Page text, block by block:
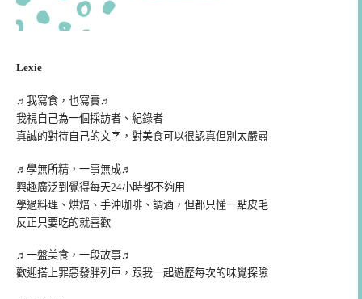
Lexie
♬我寫食，也寫實♬
我視自己為一個採訪者、紀錄者
真誠的對待自己的文字，對美食可以很認真但別太嚴肅
♬學無所精，一事無成♬
興趣廣泛到覺得每天24小時都不夠用
學過料理、烘焙、手沖咖啡、調酒，但都只懂一點皮毛
反正只要吃的就喜歡
♬一盤美食，一段故事♬
歡迎搭上罪惡發胖列車，跟我一起遊歷每次的味覺探險